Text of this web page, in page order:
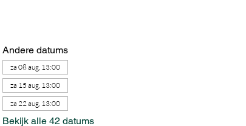
Andere datums
za 08 aug, 13:00
za 15 aug, 13:00
za 22 aug, 13:00
Bekijk alle 42 datums